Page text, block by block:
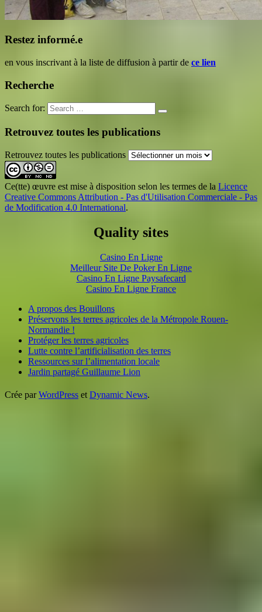
Restez informé.e
en vous inscrivant à la liste de diffusion à partir de ce lien
Recherche
Search for:
Retrouvez toutes les publications
Retrouvez toutes les publications
Ce(tte) œuvre est mise à disposition selon les termes de la Licence
Creative Commons Attribution - Pas d'Utilisation Commerciale - Pas
de Modification 4.0 International.
Quality sites
Casino En Ligne
Meilleur Site De Poker En Ligne
Casino En Ligne Paysafecard
Casino En Ligne France
A propos des Bouillons
Préservons les terres agricoles de la Métropole Rouen-
Normandie !
Protéger les terres agricoles
Lutte contre l’artificialisation des terres
Ressources sur l’alimentation locale
Jardin partagé Guillaume Lion
Crée parWordPress et Dynamic News.